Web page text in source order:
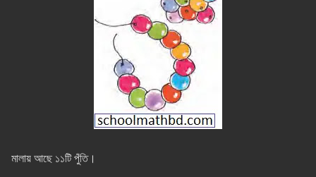
মালায় আছে ১১টি পুঁতি।